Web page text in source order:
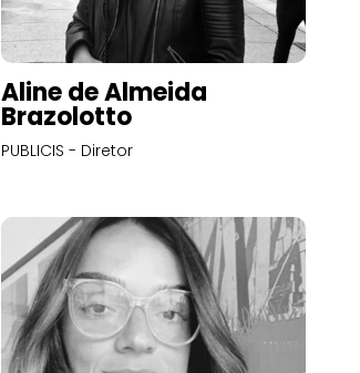
Aline de Almeida
Brazolotto
PUBLICIS - Diretor